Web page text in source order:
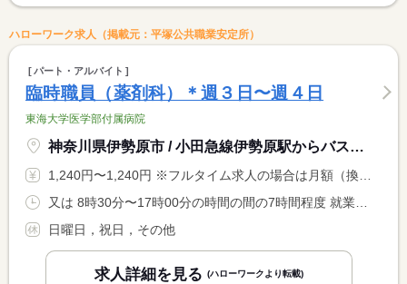
ハローワーク求人（掲載元：平塚公共職業安定所）
パート・アルバイト
臨時職員（薬剤科）＊週３日〜週４日
東海大学医学部付属病院
神奈川県伊勢原市 / 小田急線伊勢原駅からバス 東海大学病院前バス停下車すぐ
1,240円〜1,240円 ※フルタイム求人の場合は月額（換算額）、パート求人の場合は時間額を表示しています。
又は 8時30分〜17時00分の時間の間の7時間程度 就業時間に関する特記事項 ＊第１・３・５土曜日（土曜日は月１回）：８：３０〜１５：００ <BR> の間の実働５時間 <BR> ※勤務時間・勤務曜日は応相談
日曜日，祝日，その他
求人詳細を見る (ハローワークより転載)